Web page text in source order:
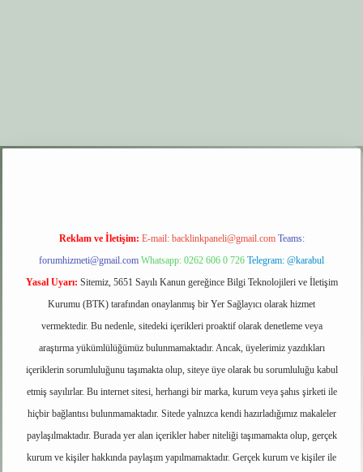
elexbet giriş
Reklam ve İletişim: E-mail: backlinkpaneli@gmail.com Teams:
forumhizmeti@gmail.com Whatsapp: 0262 606 0 726 Telegram: @karabul
Yasal Uyarı: Sitemiz, 5651 Sayılı Kanun gereğince Bilgi Teknolojileri ve İletişim
Kurumu (BTK) tarafından onaylanmış bir Yer Sağlayıcı olarak hizmet
vermektedir. Bu nedenle, sitedeki içerikleri proaktif olarak denetleme veya
araştırma yükümlülüğümüz bulunmamaktadır. Ancak, üyelerimiz yazdıkları
içeriklerin sorumluluğunu taşımakta olup, siteye üye olarak bu sorumluluğu kabul
etmiş sayılırlar. Bu internet sitesi, herhangi bir marka, kurum veya şahıs şirketi ile
hiçbir bağlantısı bulunmamaktadır. Sitede yalnızca kendi hazırladığımız makaleler
paylaşılmaktadır. Burada yer alan içerikler haber niteliği taşımamakta olup, gerçek
kurum ve kişiler hakkında paylaşım yapılmamaktadır. Gerçek kurum ve kişiler ile